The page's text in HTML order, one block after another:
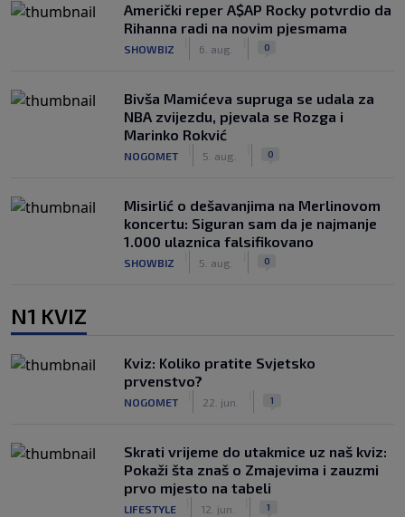
Američki reper A$AP Rocky potvrdio da
Rihanna radi na novim pjesmama
SHOWBIZ 6. aug. 0
Bivša Mamićeva supruga se udala za
NBA zvijezdu, pjevala se Rozga i
Marinko Rokvić
NOGOMET 5. aug. 0
Misirlić o dešavanjima na Merlinovom
koncertu: Siguran sam da je najmanje
1.000 ulaznica falsifikovano
SHOWBIZ 5. aug. 0
N1 KVIZ
Kviz: Koliko pratite Svjetsko
prvenstvo?
NOGOMET 22. jun. 1
Skrati vrijeme do utakmice uz naš kviz:
Pokaži šta znaš o Zmajevima i zauzmi
prvo mjesto na tabeli
LIFESTYLE 12. jun. 1